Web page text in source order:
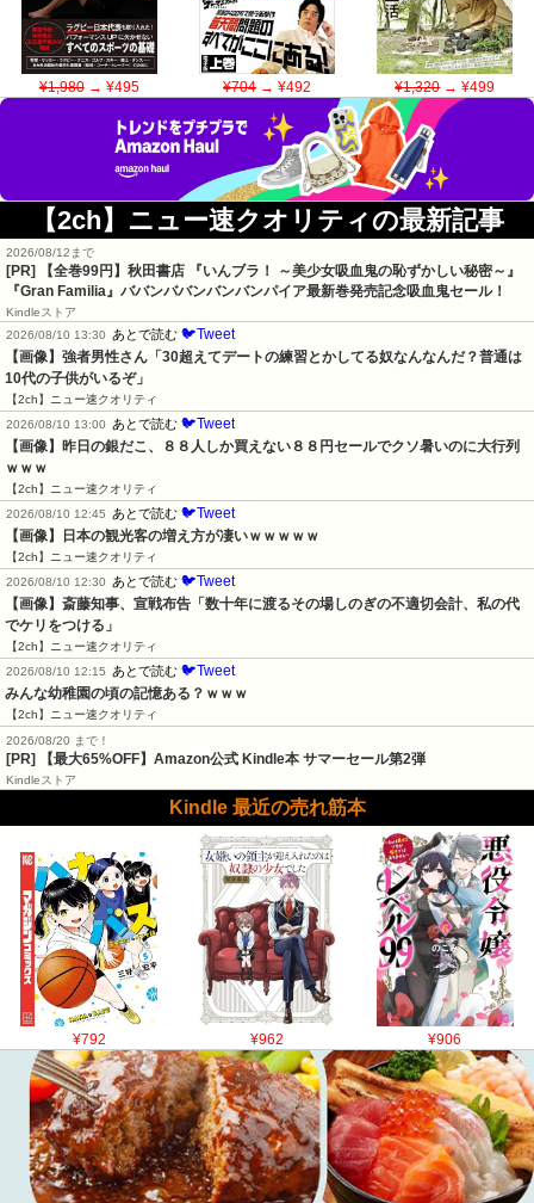
¥1,980→ ¥495 ¥704→ ¥492 ¥1,320→ ¥499
【2ch】ニュー速クオリティの最新記事
2026/08/12まで
[PR]
【全巻99円】秋田書店 『いんブラ！ ～美少女吸血鬼の恥ずかしい秘密～』
『Gran Familia』ババンババンバンバンパイア最新巻発売記念吸血鬼セール！
Kindleストア
2026/08/10 13:30
あとで読む 🐦Tweet
【画像】強者男性さん「30超えてデートの練習とかしてる奴なんなんだ？普通は
10代の子供がいるぞ」
【2ch】ニュー速クオリティ
2026/08/10 13:00
あとで読む 🐦Tweet
【画像】昨日の銀だこ、８８人しか買えない８８円セールでクソ暑いのに大行列
ｗｗｗ
【2ch】ニュー速クオリティ
2026/08/10 12:45
あとで読む 🐦Tweet
【画像】日本の観光客の増え方が凄いｗｗｗｗｗ
【2ch】ニュー速クオリティ
2026/08/10 12:30
あとで読む 🐦Tweet
【画像】斎藤知事、宣戦布告「数十年に渡るその場しのぎの不適切会計、私の代
でケリをつける」
【2ch】ニュー速クオリティ
2026/08/10 12:15
あとで読む 🐦Tweet
みんな幼稚園の頃の記憶ある？ｗｗｗ
【2ch】ニュー速クオリティ
2026/08/20 まで！
[PR] 【最大65%OFF】Amazon公式 Kindle本 サマーセール第2弾
Kindleストア
Kindle 最近の売れ筋本
¥792 ¥962 ¥906